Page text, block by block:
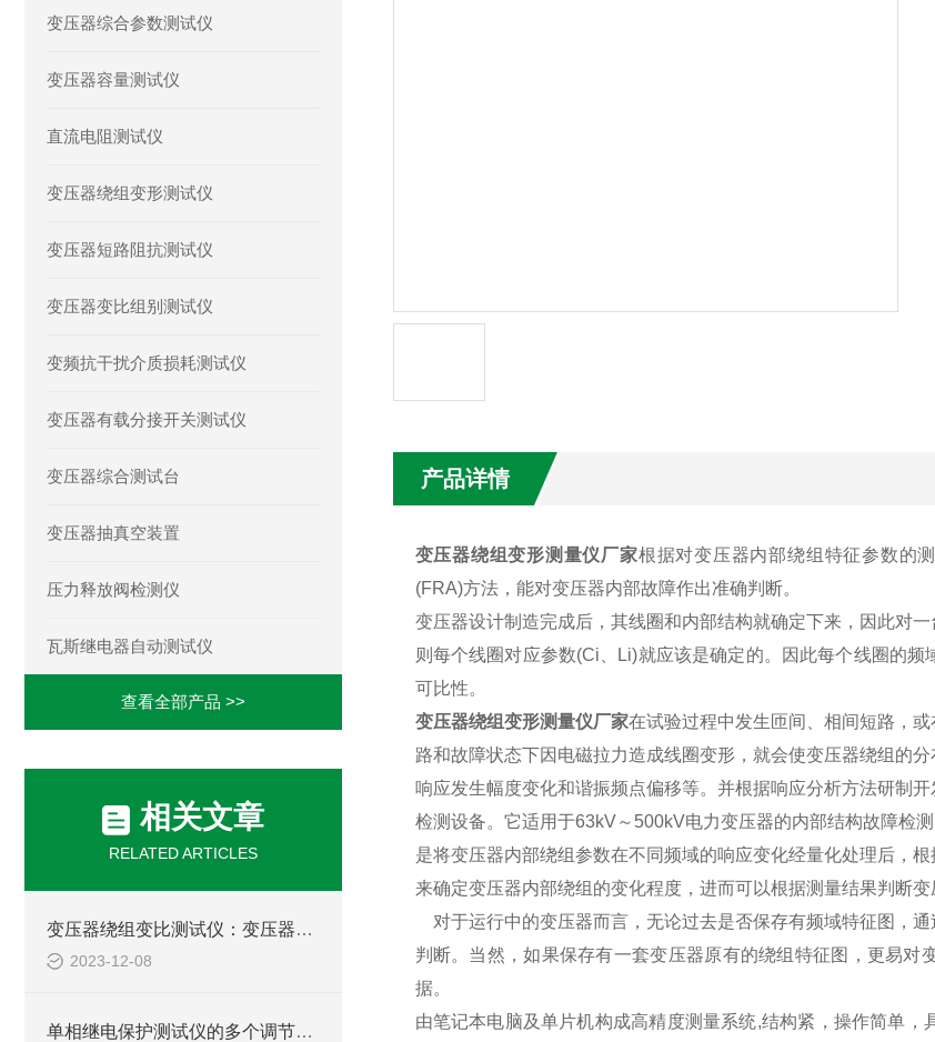
变压器综合参数测试仪
变压器容量测试仪
直流电阻测试仪
变压器绕组变形测试仪
变压器短路阻抗测试仪
变压器变比组别测试仪
变频抗干扰介质损耗测试仪
变压器有载分接开关测试仪
变压器综合测试台
变压器抽真空装置
压力释放阀检测仪
瓦斯继电器自动测试仪
查看全部产品 >>
相关文章
RELATED ARTICLES
变压器绕组变比测试仪：变压器维护的关键工具
2023-12-08
单相继电保护测试仪的多个调节项目说明
产品详情
变压器绕组变形测量仪厂家根据对变压器内部绕组特征参数的
(FRA)方法，能对变压器内部故障作出准确判断。
变压器设计制造完成后，其线圈和内部结构就确定下来，因此对
则每个线圈对应参数(Ci Li)就应该是确定的。因此每个线圈的
可比性。
变压器绕组变形测量仪厂家在试验过程中发生匝间、相间短路，
路和故障状态下因电磁拉力造成线圈变形，就会使变压器绕组的
响应发生幅度变化和谐振频点偏移等。并根据响应分析方法研制
检测设备。它适用于63kV～ 500kV电力变压器的内部结构故障检测
是将变压器内部绕组参数在不同频域的响应变化经量化处理后，
来确定变压器内部绕组的变化程度，进而可以根据测量结果判断
对于运行中的变压器而言，无论过去是否保存有频域特征图，
判断。当然，如果保存有一套变压器原有的绕组特征图，更易
据。
由笔记本电脑及单片机构成高精度测量系统,结构紧，操作简单，